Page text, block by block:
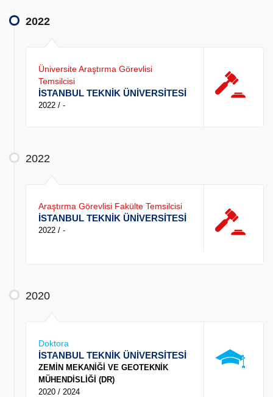
2022
Üniversite Araştırma Görevlisi
Temsilcisi
İSTANBUL TEKNİK ÜNİVERSİTESİ
2022 / -
2022
Araştırma Görevlisi Fakülte Temsilcisi
İSTANBUL TEKNİK ÜNİVERSİTESİ
2022 / -
2020
Doktora
İSTANBUL TEKNİK ÜNİVERSİTESİ
ZEMİN MEKANİĞİ VE GEOTEKNİK
MÜHENDİSLİĞİ (DR)
2020 / 2024